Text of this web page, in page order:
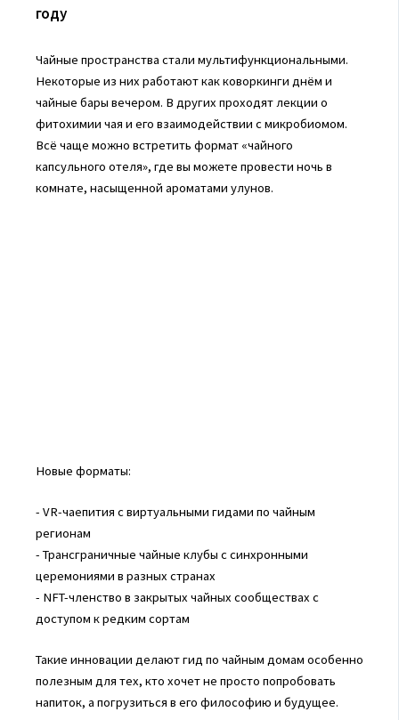
году
Чайные пространства стали мультифункциональными.
Некоторые из них работают как коворкинги днём и
чайные бары вечером. В других проходят лекции о
фитохимии чая и его взаимодействии с микробиомом.
Всё чаще можно встретить формат «чайного
капсульного отеля», где вы можете провести ночь в
комнате, насыщенной ароматами улунов.
Новые форматы:
- VR-чаепития с виртуальными гидами по чайным
регионам
- Трансграничные чайные клубы с синхронными
церемониями в разных странах
- NFT-членство в закрытых чайных сообществах с
доступом к редким сортам
Такие инновации делают гид по чайным домам особенно
полезным для тех, кто хочет не просто попробовать
напиток, а погрузиться в его философию и будущее.